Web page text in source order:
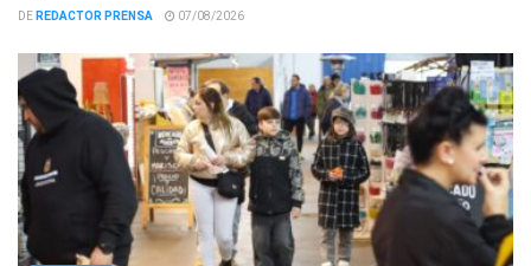
DEREDACTOR PRENSA 07/08/2026